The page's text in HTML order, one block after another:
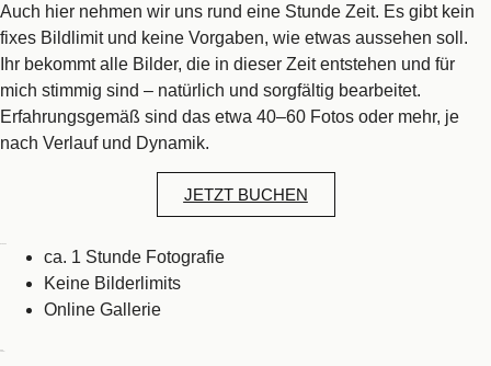
Auch hier nehmen wir uns rund eine Stunde Zeit. Es gibt kein
fixes Bildlimit und keine Vorgaben, wie etwas aussehen soll.
Ihr bekommt alle Bilder, die in dieser Zeit entstehen und für
mich stimmig sind – natürlich und sorgfältig bearbeitet.
Erfahrungsgemäß sind das etwa 40–60 Fotos oder mehr, je
nach Verlauf und Dynamik.
JETZT BUCHEN
ca. 1 Stunde Fotografie
Keine Bilderlimits
Online Gallerie